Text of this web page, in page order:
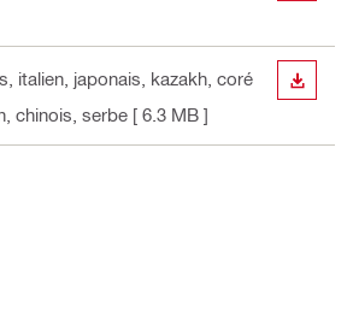
italien, japonais, kazakh, coré
chinois, serbe [ 6.3 MB ]